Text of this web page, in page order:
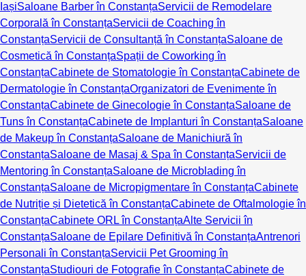
IașiSaloane Barber în ConstanțaServicii de Remodelare
Corporală în ConstanțaServicii de Coaching în
ConstanțaServicii de Consultanță în ConstanțaSaloane de
Cosmetică în ConstanțaSpații de Coworking în
ConstanțaCabinete de Stomatologie în ConstanțaCabinete de
Dermatologie în ConstanțaOrganizatori de Evenimente în
ConstanțaCabinete de Ginecologie în ConstanțaSaloane de
Tuns în ConstanțaCabinete de Implanturi în ConstanțaSaloane
de Makeup în ConstanțaSaloane de Manichiură în
ConstanțaSaloane de Masaj & Spa în ConstanțaServicii de
Mentoring în ConstanțaSaloane de Microblading în
ConstanțaSaloane de Micropigmentare în ConstanțaCabinete
de Nutriție și Dietetică în ConstanțaCabinete de Oftalmologie în
ConstanțaCabinete ORL în ConstanțaAlte Servicii în
ConstanțaSaloane de Epilare Definitivă în ConstanțaAntrenori
Personali în ConstanțaServicii Pet Grooming în
ConstanțaStudiouri de Fotografie în ConstanțaCabinete de